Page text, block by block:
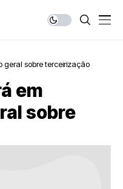
geral sobre terceirização
em
sobre